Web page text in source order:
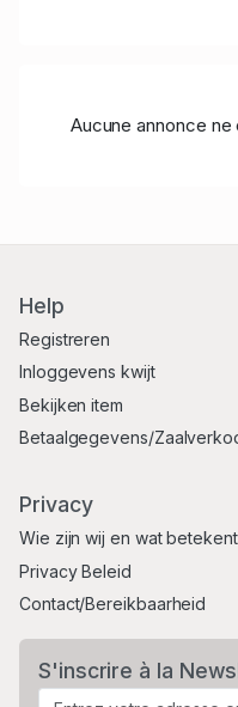
Aucune annonce
Help
Registreren
Inloggevens kwijt
Bekijken item
Betaalgegevens/
Privacy
Wie zijn wij en wat
Privacy Beleid
Contact/Bereikbaarheid
S'inscrire à la